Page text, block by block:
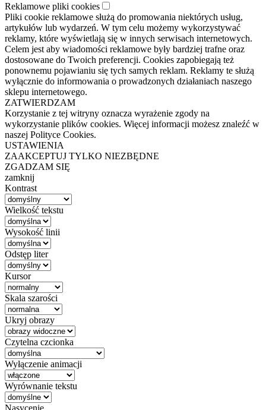
Reklamowe pliki cookies
Pliki cookie reklamowe służą do promowania niektórych usług,
artykułów lub wydarzeń. W tym celu możemy wykorzystywać
reklamy, które wyświetlają się w innych serwisach internetowych.
Celem jest aby wiadomości reklamowe były bardziej trafne oraz
dostosowane do Twoich preferencji. Cookies zapobiegają też
ponownemu pojawianiu się tych samych reklam. Reklamy te służą
wyłącznie do informowania o prowadzonych działaniach naszego
sklepu internetowego.
ZATWIERDZAM
Korzystanie z tej witryny oznacza wyrażenie zgody na
wykorzystanie plików cookies. Więcej informacji możesz znaleźć w
naszej Polityce Cookies.
USTAWIENIA
ZAAKCEPTUJ TYLKO NIEZBĘDNE
ZGADZAM SIĘ
zamknij
Kontrast
Wielkość tekstu
Wysokość linii
Odstęp liter
Kursor
Skala szarości
Ukryj obrazy
Czytelna czcionka
Wyłączenie animacji
Wyrównanie tekstu
Nasycenie